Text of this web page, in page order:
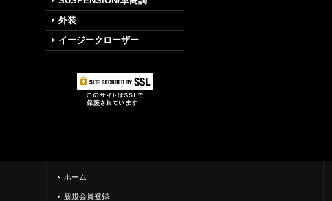
外装
イージークローザー
ホーム
新規会員登録